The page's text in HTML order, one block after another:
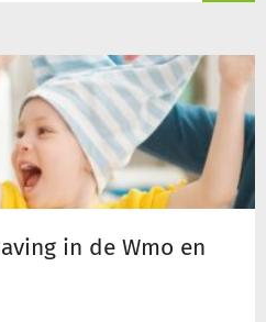
in de Wmo en